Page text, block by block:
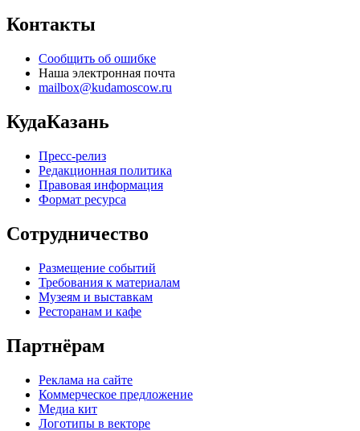
Контакты
Сообщить об ошибке
Наша электронная почта
mailbox@kudamoscow.ru
КудаКазань
Пресс-релиз
Редакционная политика
Правовая информация
Формат ресурса
Сотрудничество
Размещение событий
Требования к материалам
Музеям и выставкам
Ресторанам и кафе
Партнёрам
Реклама на сайте
Коммерческое предложение
Медиа кит
Логотипы в векторе